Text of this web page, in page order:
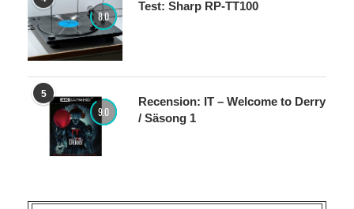
8.0
Test: Sharp RP-TT100
5
9.0
Recension: IT – Welcome to Derry
/ Säsong 1